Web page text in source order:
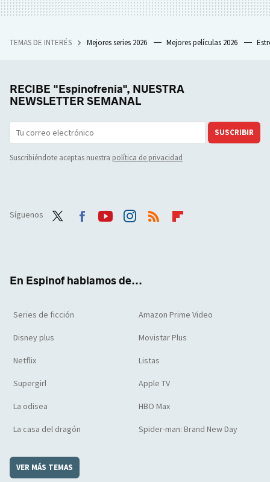
TEMAS DE INTERÉS Mejores series 2026 Mejores películas 2026
RECIBE "Espinofrenia", NUESTRA
NEWSLETTER SEMANAL
SUSCRIBIR
Suscribiéndote aceptas nuestra política de privacidad
Síguenos
En Espinof hablamos de...
Series de ficción Amazon Prime Video
Disney plus Movistar Plus
Netflix Listas
Supergirl Apple TV
La odisea HBO Max
La casa del dragón Spider-man: Brand New Day
VER MÁS TEMAS